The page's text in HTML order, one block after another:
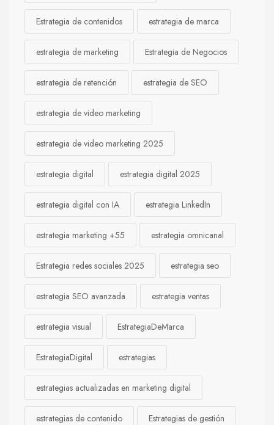
Estrategia de contenidos estrategia de marca
estrategia de marketing Estrategia de Negocios
estrategia de retención estrategia de SEO
estrategia de video marketing
estrategia de video marketing 2025
estrategia digital estrategia digital 2025
estrategia digital con IA estrategia LinkedIn
estrategia marketing +55 estrategia omnicanal
Estrategia redes sociales 2025 estrategia seo
estrategia SEO avanzada estrategia ventas
estrategia visual EstrategiaDeMarca
EstrategiaDigital estrategias
estrategias actualizadas en marketing digital
estrategias de contenido Estrategias de gestión